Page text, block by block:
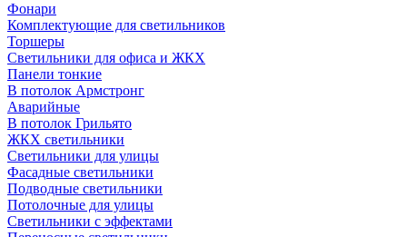
Фонари
Комплектующие для светильников
Торшеры
Светильники для офиса и ЖКХ
Панели тонкие
В потолок Армстронг
Аварийные
В потолок Грильято
ЖКХ светильники
Светильники для улицы
Фасадные светильники
Подводные светильники
Потолочные для улицы
Светильники с эффектами